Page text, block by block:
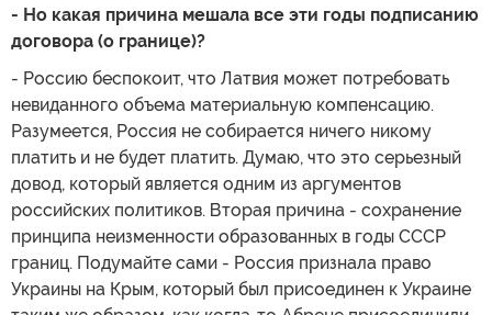
- Но какая причина мешала все эти годы подписанию
договора (о границе)?
- Россию беспокоит, что Латвия может потребовать
невиданного объема материальную компенсацию.
Разумеется, Россия не собирается ничего никому
платить и не будет платить. Думаю, что это серьезный
довод, который является одним из аргументов
российских политиков. Вторая причина - сохранение
принципа неизменности образованных в годы СССР
границ. Подумайте сами - Россия признала право
Украины на Крым, который был присоединен к Украине